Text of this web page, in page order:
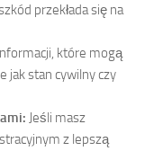
przekłada się na
które mogą
jak stan cywilny czy
Jeśli masz
z lepszą